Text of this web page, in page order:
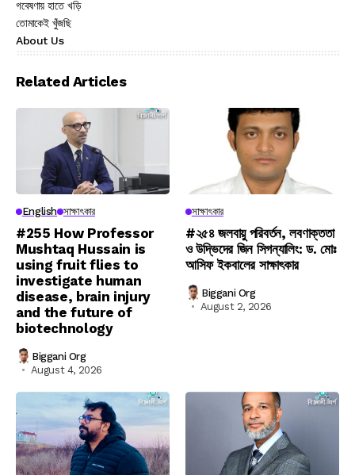
গবেষণায় হাতে খড়ি
তোমাকেই খুঁজছি
About Us
Related Articles
English সাক্ষাৎকার
#255 How Professor
Mushtaq Hussain is
using fruit flies to
investigate human
disease, brain injury
and the future of
biotechnology
Biggani Org
August 4, 2026
সাক্ষাৎকার
#২৫৪ জলবায়ু পরিবর্তন, লবণাক্ততা
ও উদ্ভিদের জিন সিগন্যালিং: ড. মোঃ
আসিফ ইকবালের সাক্ষাৎকার
Biggani Org
August 2, 2026